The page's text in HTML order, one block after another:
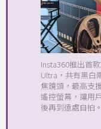
Insta360推出首
Ultra，共有黑白
焦鏡頭，最高支
遙控螢幕，讓用
後再到遠處自拍